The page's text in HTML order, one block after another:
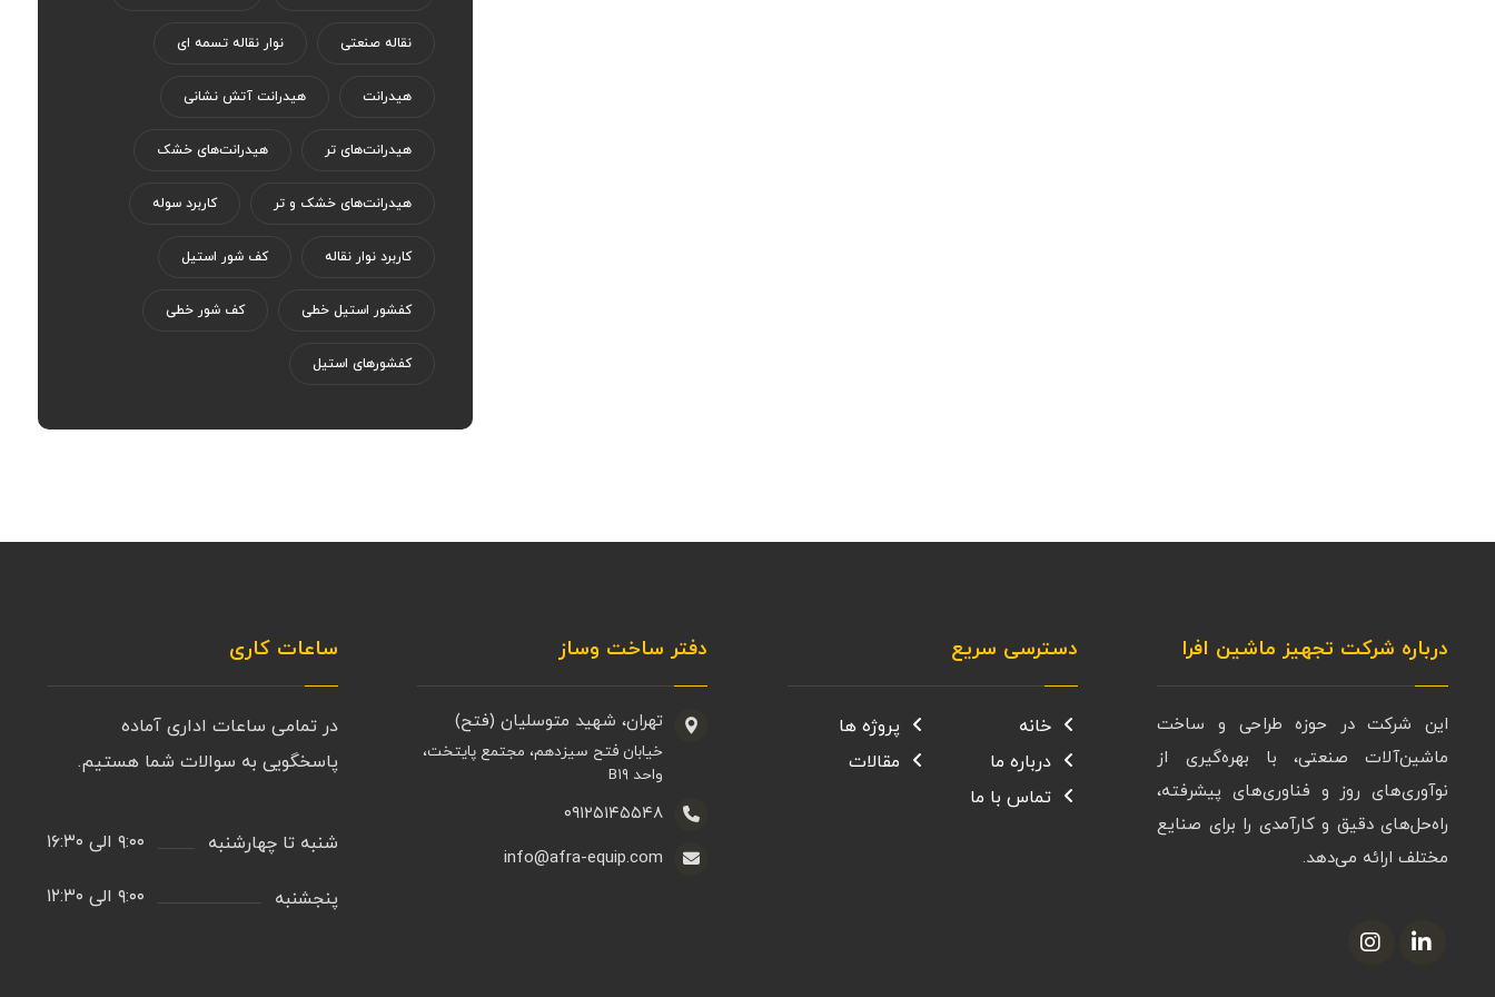
نقاله صنعتی نوار نقاله تسمه ای
هیدرانت هیدرانت آتش نشانی
هیدرانت‌های تر هیدرانت‌های خشک
هیدرانت‌های خشک و تر کاربرد سوله
کاربرد نوار نقاله کف شور استیل
کفشور استیل خطی کف شور خطی
کفشورهای استیل
درباره شرکت تجهیز ماشین افرا
این شرکت در حوزه طراحی و ساخت
ماشین‌آلات صنعتی، با بهره‌گیری از
نوآوری‌های روز و فناوری‌های پیشرفته،
راه‌حل‌های دقیق و کارآمدی را برای صنایع
مختلف ارائه می‌دهد.
دسترسی سریع
خانه
پروژه ها
درباره ما
مقالات
تماس با ما
دفتر ساخت وساز
تهران، شهید متوسلیان (فتح)
خیابان فتح سیزدهم، مجتمع پایتخت،
واحد B۱۹
۰۹۱۲۵۱۴۵۵۴۸
info@afra-equip.com
ساعات کاری
در تمامی ساعات اداری آماده
پاسخگویی به سوالات شما هستیم.
شنبه تا چهارشنبه ۹:۰۰ الی ۱۶:۳۰
پنجشنبه ۹:۰۰ الی ۱۲:۳۰